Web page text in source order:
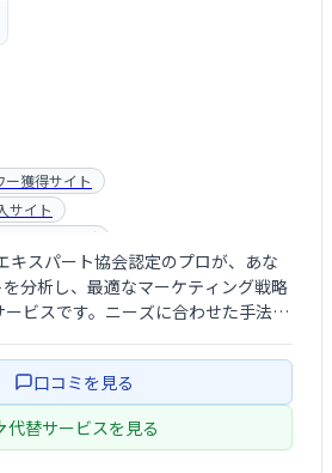
獲得サイト
サイト
ーケティング
キスパート協会認定のプロが、あな
分析し、最適なマーケティング戦略
ビスです。ニーズに合わせた手法
ージメント向上をサポートします。
）」さ …
口コミを見る
代替サービスを見る